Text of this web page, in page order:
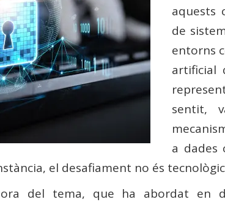
aquests
de
entorns
artificial
sentit,
a dades
el desafiament no és
del tema, que ha abordat en